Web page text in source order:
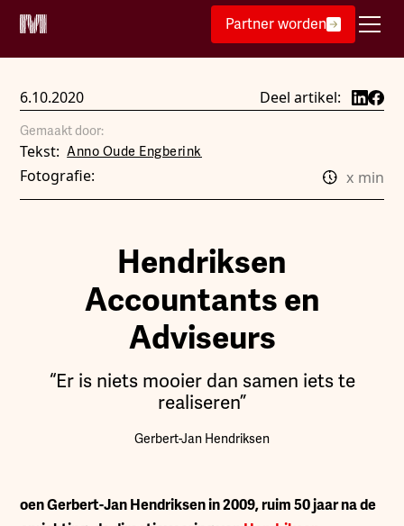
Partner worden
6.10.2020 Deel artikel:
Gemaakt door:
Tekst: Anno Oude Engberink
Fotografie: x min
Hendriksen
Accountants en
Adviseurs
“Er is niets mooier dan samen iets te
realiseren”
Gerbert-Jan Hendriksen
oen Gerbert-Jan Hendriksen in 2009, ruim 50 jaar na de